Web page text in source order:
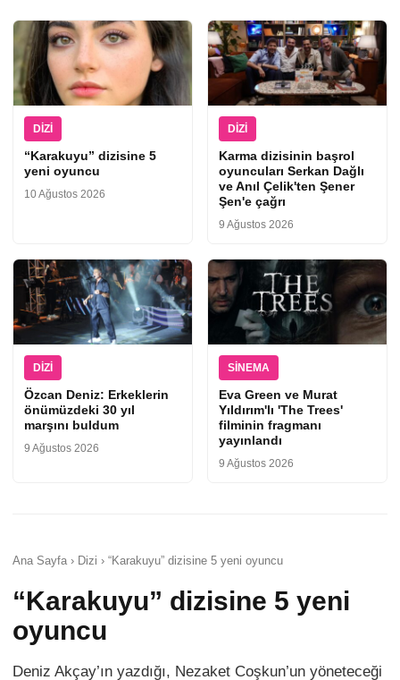
DIZI
“Karakuyu” dizisine 5
yeni oyuncu
10 Ağustos 2026
DIZI
Karma dizisinin başrol
oyuncuları Serkan Dağlı
ve Anıl Çelik'ten Şener
Şen'e çağrı
9 Ağustos 2026
DIZI
Özcan Deniz: Erkeklerin
önümüzdeki 30 yıl
marşını buldum
9 Ağustos 2026
SINEMA
Eva Green ve Murat
Yıldırım'lı 'The Trees'
filminin fragmanı
yayınlandı
9 Ağustos 2026
Ana Sayfa › Dizi › “Karakuyu” dizisine 5 yeni oyuncu
“Karakuyu” dizisine 5 yeni
oyuncu
Deniz Akçay’ın yazdığı, Nezaket Coşkun’un yöneteceği